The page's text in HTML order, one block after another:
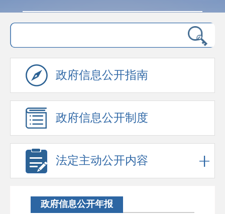
政府信息公开指南
政府信息公开制度
法定主动公开内容
政府信息公开年报